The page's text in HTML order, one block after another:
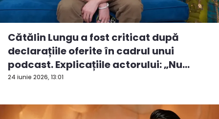
24 iunie 2026, 13:01
Cătălin Lungu a fost criticat după
declarațiile oferite în cadrul unui
podcast. Explicațiile actorului: „Nu
vrea...